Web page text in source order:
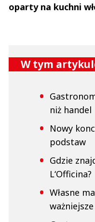
oparty na kuchni
W tym
niż handel
Nowy
podstaw
Gdzie
L‘Officina?
Własne
ważniejsze